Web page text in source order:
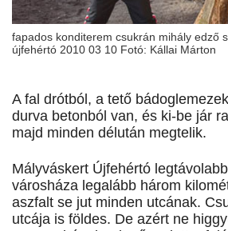
fapados konditerem csukrán mihály edző
újfehértó 2010 03 10 Fotó: Kállai Márton
A fal drótból, a tető
durva betonból van, és ki-be jár
majd minden délután megtelik.
Mályváskert Újfehértó
városháza legalább három
aszfalt se jut minden utcának.
utcája is földes. De azért ne